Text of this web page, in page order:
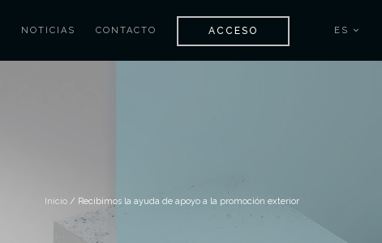
NOTICIAS CONTACTO ACCESO ES
Inicio / Recibimos la ayuda de apoyo a la promoción exterior